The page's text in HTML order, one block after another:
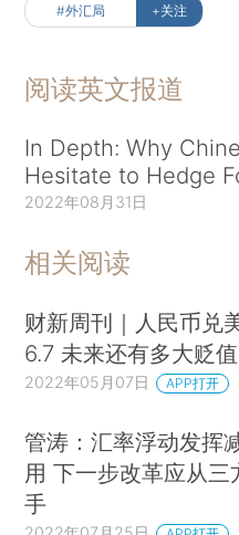
#外汇局 +关注
阅读英文报道
In Depth: Why
Hesitate to Hedge
2022年08月31日
相关阅读
财新周刊｜人民币兑
6.7 未来还有多大贬
2022年05月07日 APP打开
管涛：汇率浮动发挥
用 下一步改革应从三
手